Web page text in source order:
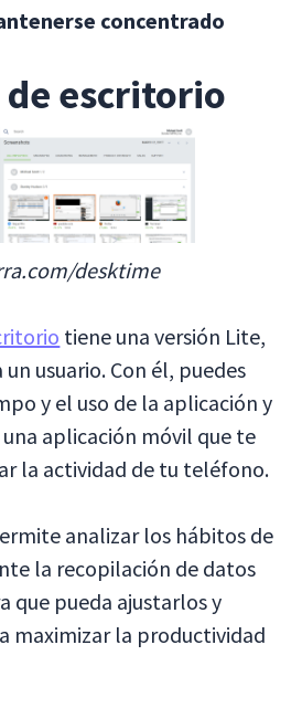
concentrado
escritorio
desktime
tiene una versión Lite,
usuario. Con él, puedes
y el uso de la aplicación y
aplicación móvil que te
la actividad de tu teléfono.
analizar los hábitos de
la recopilación de datos
que pueda ajustarlos y
maximizar la productividad